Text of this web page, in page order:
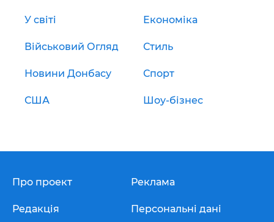
У світі Економіка
Військовий Огляд Стиль
Новини Донбасу Спорт
США Шоу-бізнес
Про проект
Редакція
Реклама
Персональні дані